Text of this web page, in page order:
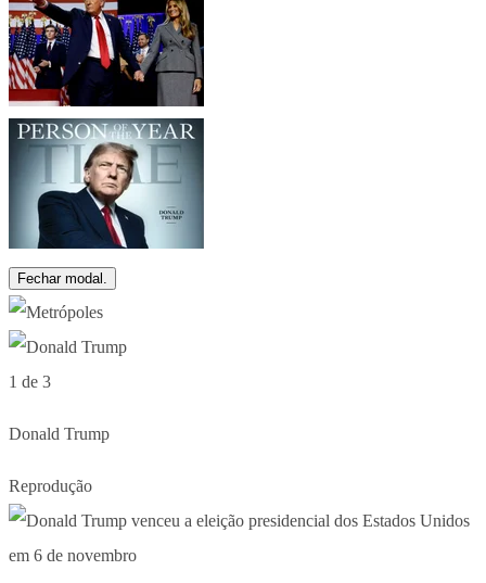
Fechar modal.
1 de 3
Donald Trump
Reprodução